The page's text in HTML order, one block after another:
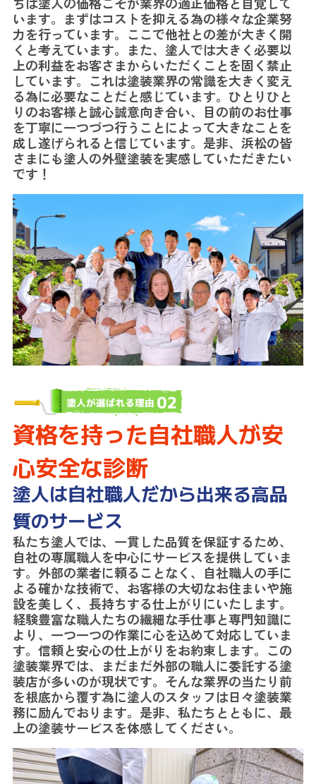
います。まずはコストを抑える為の様々な企業努
力を行っています。ここで他社との差が大きく開
くと考えています。また、塗人では大きく必要以
上の利益をお客さまからいただくことを固く禁止
しています。これは塗装業界の常識を大きく変え
る為に必要なことだと感じています。ひとりひと
りのお客様と誠心誠意向き合い、目の前のお仕事
を丁寧に一つづつ行うことによって大きなことを
成し遂げられると信じています。是非、浜松の皆
さまにも塗人の外壁塗装を実感していただきたい
です！
資格を持った自社職人が安
心安全な診断
塗人は自社職人だから出来る高品
質のサービス
私たち塗人では、一貫した品質を保証するため、
自社の専属職人を中心にサービスを提供していま
す。外部の業者に頼ることなく、自社職人の手に
よる確かな技術で、お客様の大切なお住まいや施
設を美しく、長持ちする仕上がりにいたします。
経験豊富な職人たちの繊細な手仕事と専門知識に
より、一つ一つの作業に心を込めて対応していま
す。信頼と安心の仕上がりをお約束します。この
塗装業界では、まだまだ外部の職人に委託する塗
装店が多いのが現状です。そんな業界の当たり前
を根底から覆す為に塗人のスタッフは日々塗装業
務に励んでおります。是非、私たちとともに、最
上の塗装サービスを体感してください。